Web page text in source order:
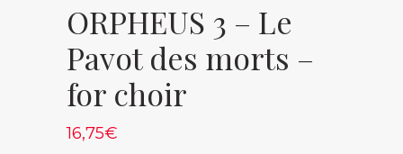
ORPHEUS 3 – Le
Pavot des morts –
for choir
16,75€